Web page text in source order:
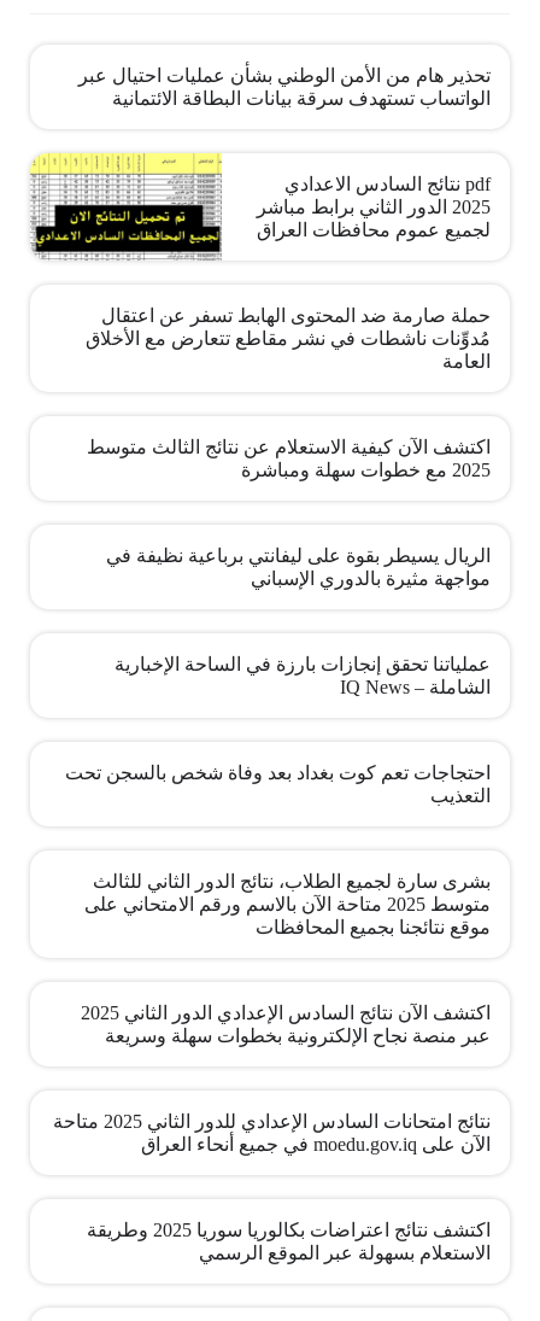
تحذير هام من الأمن الوطني بشأن عمليات احتيال عبر
الواتساب تستهدف سرقة بيانات البطاقة الائتمانية
pdf نتائج السادس الاعدادي
2025 الدور الثاني برابط مباشر
لجميع عموم محافظات العراق
حملة صارمة ضد المحتوى الهابط تسفر عن اعتقال
مُدوِّنات ناشطات في نشر مقاطع تتعارض مع الأخلاق
العامة
اكتشف الآن كيفية الاستعلام عن نتائج الثالث متوسط
2025 مع خطوات سهلة ومباشرة
الريال يسيطر بقوة على ليفانتي برباعية نظيفة في
مواجهة مثيرة بالدوري الإسباني
عملياتنا تحقق إنجازات بارزة في الساحة الإخبارية
الشاملة – IQ News
احتجاجات تعم كوت بغداد بعد وفاة شخص بالسجن تحت
التعذيب
بشرى سارة لجميع الطلاب، نتائج الدور الثاني للثالث
متوسط 2025 متاحة الآن بالاسم ورقم الامتحاني على
موقع نتائجنا بجميع المحافظات
اكتشف الآن نتائج السادس الإعدادي الدور الثاني 2025
عبر منصة نجاح الإلكترونية بخطوات سهلة وسريعة
نتائج امتحانات السادس الإعدادي للدور الثاني 2025 متاحة
الآن على moedu.gov.iq في جميع أنحاء العراق
اكتشف نتائج اعتراضات بكالوريا سوريا 2025 وطريقة
الاستعلام بسهولة عبر الموقع الرسمي